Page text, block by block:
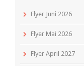
Flyer Juni 2026
Flyer Mai 2026
Flyer April 2027